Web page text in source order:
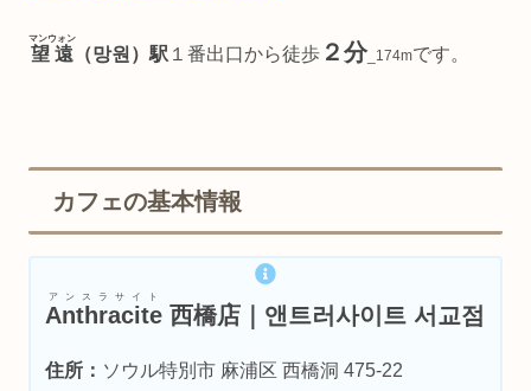
望遠
マンウォン
（망원）駅 １番出口から徒歩 ２分_174mです。
カフェの基本情報
Anthracite
アンスラサイト
西橋店｜앤트러사이트 서교점
住所： ソウル特別市 麻浦区 西橋洞 475-22